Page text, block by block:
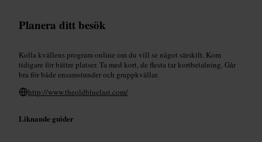
Planera ditt besök
Kolla kvällens program online om du vill se något särskilt. Kom
tidigare för bättre platser. Ta med kort, de flesta tar kortbetalning. Går
bra för både ensamstunder och gruppkvällar.
http://www.theoldbluelast.com/
Liknande guider